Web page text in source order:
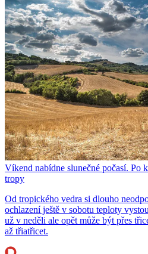
Víkend nabídne slunečné počasí. Po
tropy
Od tropického vedra si dlouho
ochlazení ještě v sobotu teploty
už v neděli ale opět může být přes
až třiatřicet.